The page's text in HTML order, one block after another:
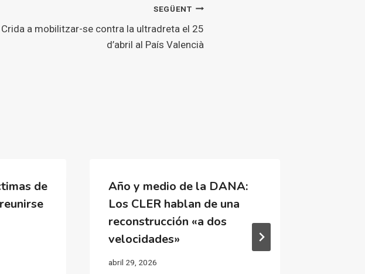
SEGÜENT
Crida a mobilitzar-se contra la ultradreta el 25
d’abril al País Valencià
de
Año y medio de la DANA:
Los CLER hablan de una
reconstrucción «a dos
velocidades»
abril 29, 2026